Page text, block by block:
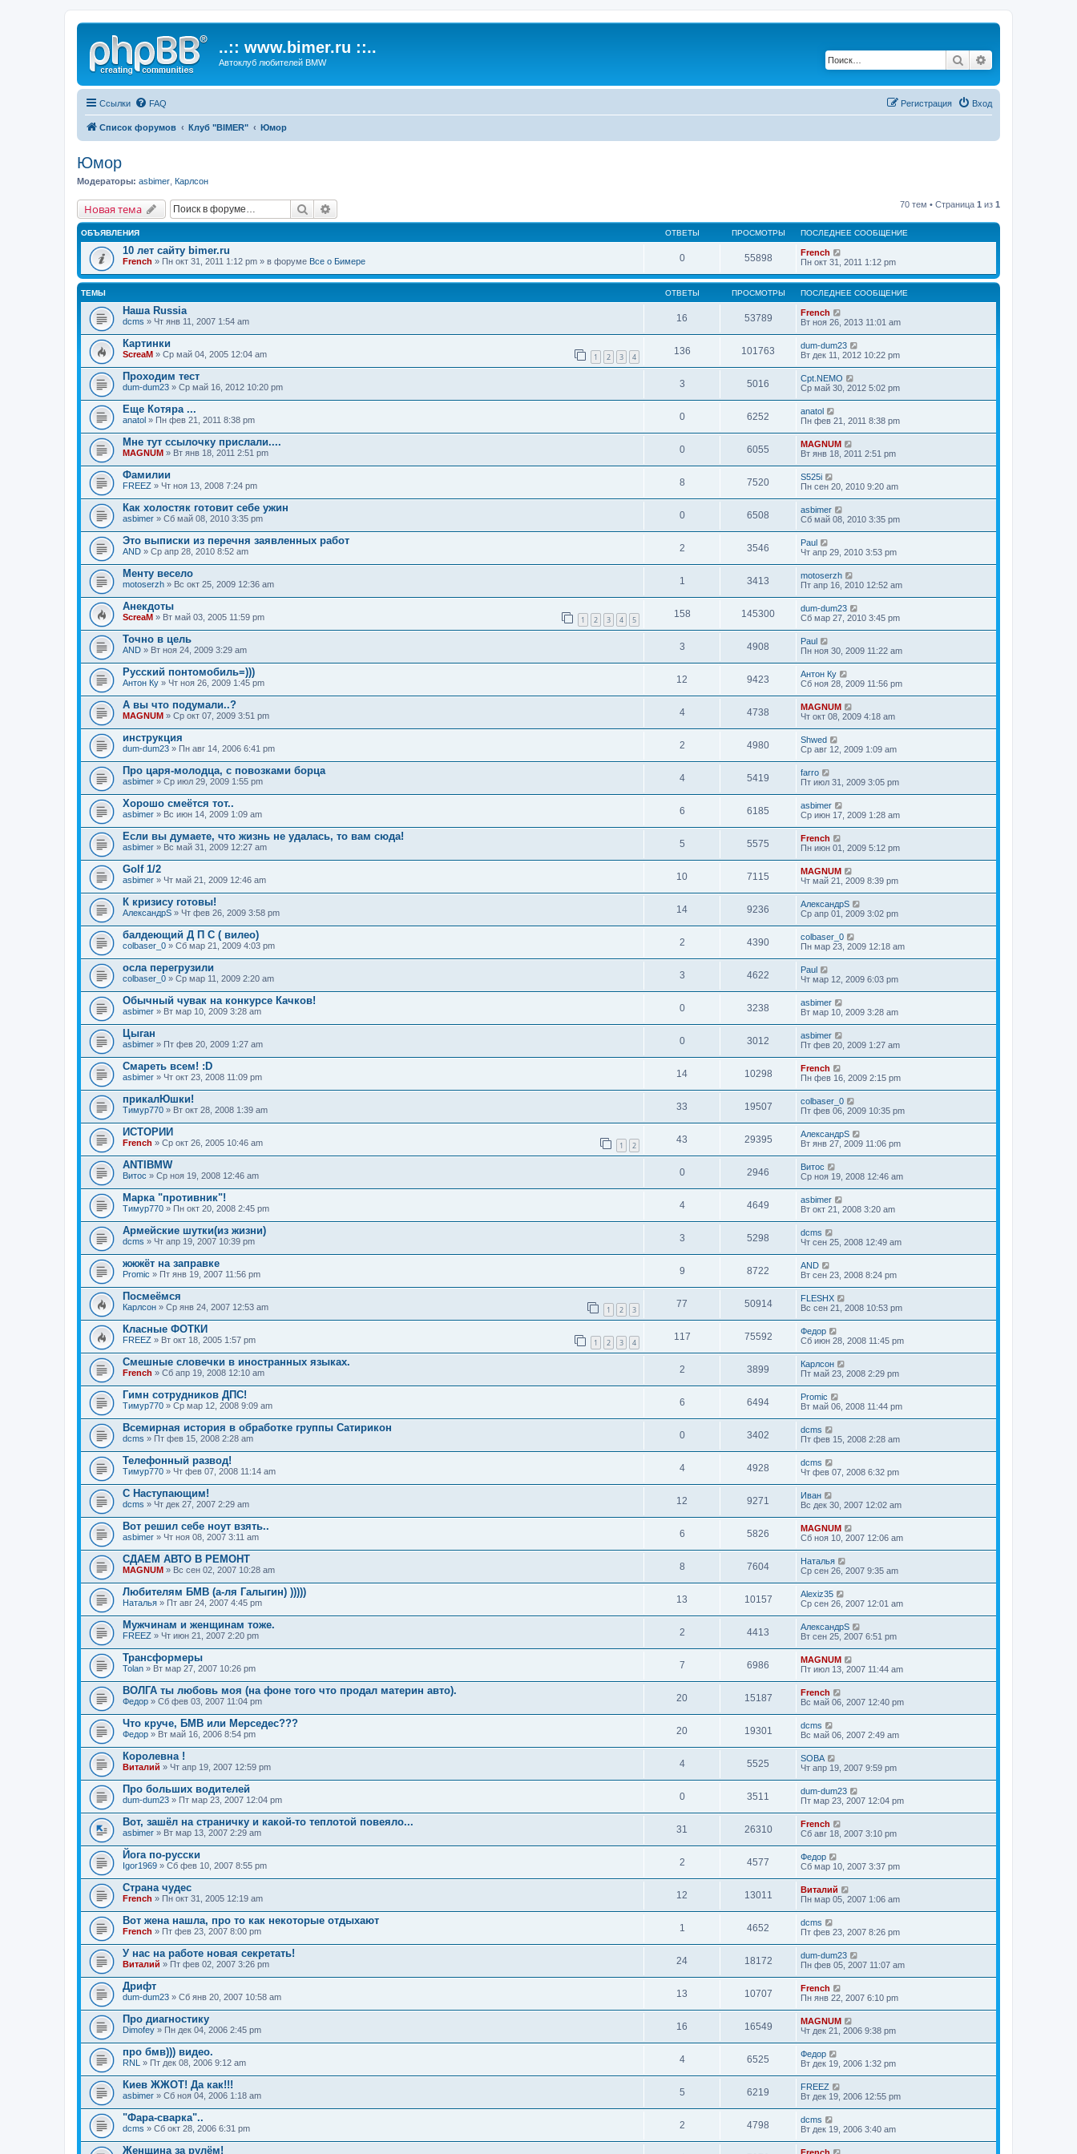
..:: www.bimer.ru ::..
Автоклуб любителей BMW Поиск
Ссылки FAQ Вход
Регистрация
Список форумов Клуб "BIMER" Юмор
Юмор
Модераторы: asbimer Карлсон
Новая тема Поиск 70 тем • Страница 1 из 1
ОБЪЯВЛЕНИЯ ОТВЕТЫ ПРОСМОТРЫ ПОСЛЕДНЕЕ СООБЩЕНИЕ
10 лет сайту bimer.ru
French » Пн окт 31, 2011 1:12 pm » в форуме Все о Бимере 0 55898
French
Пн окт 31, 2011 1:12 pm
ТЕМЫ ОТВЕТЫ ПРОСМОТРЫ ПОСЛЕДНЕЕ СООБЩЕНИЕ
Наша Russia
dcms » Чт янв 11, 2007 1:54 am 16 53789
French
Вт ноя 26, 2013 11:01 am
Картинки
ScreaM » Ср май 04, 2005 12:04 am 1 2 3 4
136 101763
dum-dum23
Вт дек 11, 2012 10:22 pm
Проходим тест
dum-dum23 » Ср май 16, 2012 10:20 pm 3 5016
Cpt.NEMO
Ср май 30, 2012 5:02 pm
Еще Котяра ...
anatol » Пн фев 21, 2011 8:38 pm 0 6252
anatol
Пн фев 21, 2011 8:38 pm
Мне тут ссылочку прислали....
MAGNUM » Вт янв 18, 2011 2:51 pm 0 6055
MAGNUM
Вт янв 18, 2011 2:51 pm
Фамилии
FREEZ » Чт ноя 13, 2008 7:24 pm 8 7520
S525i
Пн сен 20, 2010 9:20 am
Как холостяк готовит себе ужин
asbimer » Сб май 08, 2010 3:35 pm 0 6508
asbimer
Сб май 08, 2010 3:35 pm
Это выписки из перечня заявленных работ
AND » Ср апр 28, 2010 8:52 am 2 3546
Paul
Чт апр 29, 2010 3:53 pm
Менту весело
motoserzh » Вс окт 25, 2009 12:36 am 1 3413
motoserzh
Пт апр 16, 2010 12:52 am
Анекдоты
ScreaM » Вт май 03, 2005 11:59 pm 1 2 3 4 5
158 145300
dum-dum23
Сб мар 27, 2010 3:45 pm
Точно в цель
AND » Вт ноя 24, 2009 3:29 am 3 4908
Paul
Пн ноя 30, 2009 11:22 am
Русский понтомобиль=)))
Антон Ку » Чт ноя 26, 2009 1:45 pm 12 9423
Антон Ку
Сб ноя 28, 2009 11:56 pm
А вы что подумали..?
MAGNUM » Ср окт 07, 2009 3:51 pm 4 4738
MAGNUM
Чт окт 08, 2009 4:18 am
инструкция
dum-dum23 » Пн авг 14, 2006 6:41 pm 2 4980
Shwed
Ср авг 12, 2009 1:09 am
Про царя-молодца, с повозками борца
asbimer » Ср июл 29, 2009 1:55 pm 4 5419
farro
Пт июл 31, 2009 3:05 pm
Хорошо смеётся тот..
asbimer » Вс июн 14, 2009 1:09 am 6 6185
asbimer
Ср июн 17, 2009 1:28 am
Если вы думаете, что жизнь не удалась, то вам сюда!
asbimer » Вс май 31, 2009 12:27 am 5 5575
French
Пн июн 01, 2009 5:12 pm
Golf 1/2
asbimer » Чт май 21, 2009 12:46 am 10 7115
MAGNUM
Чт май 21, 2009 8:39 pm
К кризису готовы!
АлександрS » Чт фев 26, 2009 3:58 pm 14 9236
АлександрS
Ср апр 01, 2009 3:02 pm
балдеющий Д П С ( вилео)
colbaser_0 » Сб мар 21, 2009 4:03 pm 2 4390
colbaser_0
Пн мар 23, 2009 12:18 am
осла перегрузили
colbaser_0 » Ср мар 11, 2009 2:20 am 3 4622
Paul
Чт мар 12, 2009 6:03 pm
Обычный чувак на конкурсе Качков!
asbimer » Вт мар 10, 2009 3:28 am 0 3238
asbimer
Вт мар 10, 2009 3:28 am
Цыган
asbimer » Пт фев 20, 2009 1:27 am 0 3012
asbimer
Пт фев 20, 2009 1:27 am
Смареть всем! :D
asbimer » Чт окт 23, 2008 11:09 pm 14 10298
French
Пн фев 16, 2009 2:15 pm
прикалЮшки!
Тимур770 » Вт окт 28, 2008 1:39 am 33 19507
colbaser_0
Пт фев 06, 2009 10:35 pm
ИСТОРИИ
French » Ср окт 26, 2005 10:46 am 1 2
43 29395
АлександрS
Вт янв 27, 2009 11:06 pm
ANTIBMW
Витос » Ср ноя 19, 2008 12:46 am 0 2946
Витос
Ср ноя 19, 2008 12:46 am
Марка "противник"!
Тимур770 » Пн окт 20, 2008 2:45 pm 4 4649
asbimer
Вт окт 21, 2008 3:20 am
Армейские шутки(из жизни)
dcms » Чт апр 19, 2007 10:39 pm 3 5298
dcms
Чт сен 25, 2008 12:49 am
жжжёт на заправке
Promic » Пт янв 19, 2007 11:56 pm 9 8722
AND
Вт сен 23, 2008 8:24 pm
Посмеёмся
Карлсон » Ср янв 24, 2007 12:53 am 1 2 3
77 50914
FLESHX
Вс сен 21, 2008 10:53 pm
Класные ФОТКИ
FREEZ » Вт окт 18, 2005 1:57 pm 1 2 3 4
117 75592
Федор
Сб июн 28, 2008 11:45 pm
Смешные словечки в иностранных языках.
French » Сб апр 19, 2008 12:10 am 2 3899
Карлсон
Пт май 23, 2008 2:29 pm
Гимн сотрудников ДПС!
Тимур770 » Ср мар 12, 2008 9:09 am 6 6494
Promic
Вт май 06, 2008 11:44 pm
Всемирная история в обработке группы Сатирикон
dcms » Пт фев 15, 2008 2:28 am 0 3402
dcms
Пт фев 15, 2008 2:28 am
Телефонный развод!
Тимур770 » Чт фев 07, 2008 11:14 am 4 4928
dcms
Чт фев 07, 2008 6:32 pm
С Наступающим!
dcms » Чт дек 27, 2007 2:29 am 12 9271
Иван
Вс дек 30, 2007 12:02 am
Вот решил себе ноут взять..
asbimer » Чт ноя 08, 2007 3:11 am 6 5826
MAGNUM
Сб ноя 10, 2007 12:06 am
СДАЕМ АВТО В РЕМОНТ
MAGNUM » Вс сен 02, 2007 10:28 am 8 7604
Наталья
Ср сен 26, 2007 9:35 am
Любителям БМВ (а-ля Галыгин) )))))
Наталья » Пт авг 24, 2007 4:45 pm 13 10157
Alexiz35
Ср сен 26, 2007 12:01 am
Мужчинам и женщинам тоже.
FREEZ » Чт июн 21, 2007 2:20 pm 2 4413
АлександрS
Вт сен 25, 2007 6:51 pm
Трансформеры
Tolan » Вт мар 27, 2007 10:26 pm 7 6986
MAGNUM
Пт июл 13, 2007 11:44 am
ВОЛГА ты любовь моя (на фоне того что продал материн авто).
Федор » Сб фев 03, 2007 11:04 pm 20 15187
French
Вс май 06, 2007 12:40 pm
Что круче, БМВ или Мерседес???
Федор » Вт май 16, 2006 8:54 pm 20 19301
dcms
Вс май 06, 2007 2:49 am
Королевна !
Виталий » Чт апр 19, 2007 12:59 pm 4 5525
SOBA
Чт апр 19, 2007 9:59 pm
Про больших водителей
dum-dum23 » Пт мар 23, 2007 12:04 pm 0 3511
dum-dum23
Пт мар 23, 2007 12:04 pm
Вот, зашёл на страничку и какой-то теплотой повеяло...
asbimer » Вт мар 13, 2007 2:29 am 31 26310
French
Сб авг 18, 2007 3:10 pm
Йога по-русски
Igor1969 » Сб фев 10, 2007 8:55 pm 2 4577
Федор
Сб мар 10, 2007 3:37 pm
Страна чудес
French » Пн окт 31, 2005 12:19 am 12 13011
Виталий
Пн мар 05, 2007 1:06 am
Вот жена нашла, про то как некоторые отдыхают
French » Пт фев 23, 2007 8:00 pm 1 4652
dcms
Пт фев 23, 2007 8:26 pm
У нас на работе новая секретать!
Виталий » Пт фев 02, 2007 3:26 pm 24 18172
dum-dum23
Пн фев 05, 2007 11:07 am
Дрифт
dum-dum23 » Сб янв 20, 2007 10:58 am 13 10707
French
Пн янв 22, 2007 6:10 pm
Про диагностику
Dimofey » Пн дек 04, 2006 2:45 pm 16 16549
MAGNUM
Чт дек 21, 2006 9:38 pm
про бмв))) видео.
RNL » Пт дек 08, 2006 9:12 am 4 6525
Федор
Вт дек 19, 2006 1:32 pm
Киев ЖЖОТ! Да как!!!
asbimer » Сб ноя 04, 2006 1:18 am 5 6219
FREEZ
Вт дек 19, 2006 12:55 pm
"Фара-сварка"..
dcms » Сб окт 28, 2006 6:31 pm 2 4798
dcms
Вт дек 19, 2006 3:40 am
Женщина за рулём!